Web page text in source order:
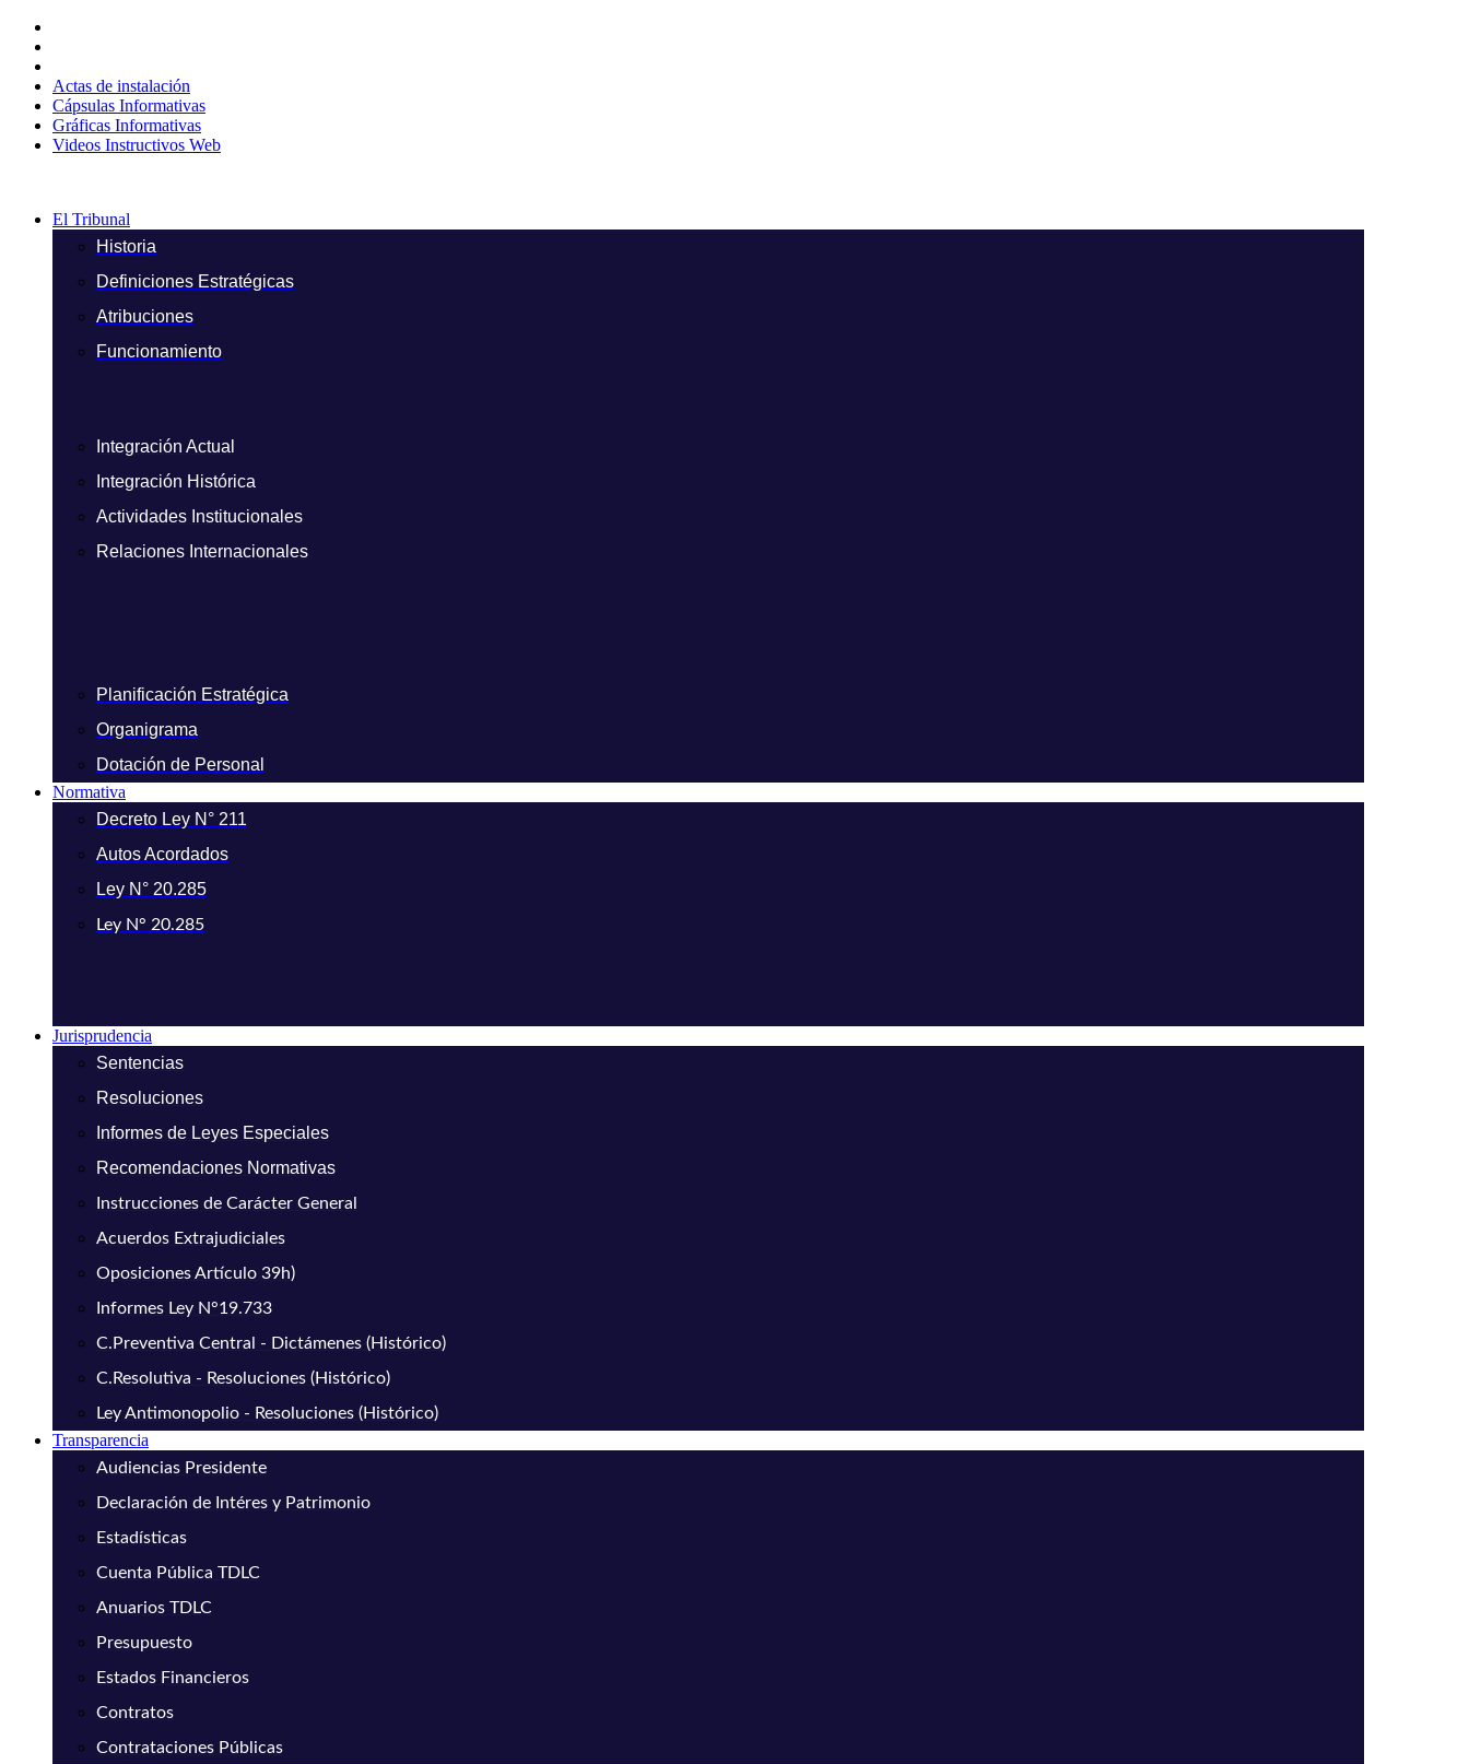
contenido
Actas de instalación
Cápsulas Informativas
Gráficas Informativas
Videos Instructivos Web
El Tribunal
Historia
Definiciones Estratégicas
Atribuciones
Funcionamiento
Integración Actual
Integración Histórica
Actividades Institucionales
Relaciones Internacionales
Planificación Estratégica
Organigrama
Dotación de Personal
Normativa
Decreto Ley N° 211
Autos Acordados
Ley N° 20.285
Ley N° 20.285
Jurisprudencia
Sentencias
Resoluciones
Informes de Leyes Especiales
Recomendaciones Normativas
Instrucciones de Carácter General
Acuerdos Extrajudiciales
Oposiciones Artículo 39h)
Informes Ley N°19.733
C.Preventiva Central - Dictámenes (Histórico)
C.Resolutiva - Resoluciones (Histórico)
Ley Antimonopolio - Resoluciones (Histórico)
Transparencia
Audiencias Presidente
Declaración de Intéres y Patrimonio
Estadísticas
Cuenta Pública TDLC
Anuarios TDLC
Presupuesto
Estados Financieros
Contratos
Contrataciones Públicas